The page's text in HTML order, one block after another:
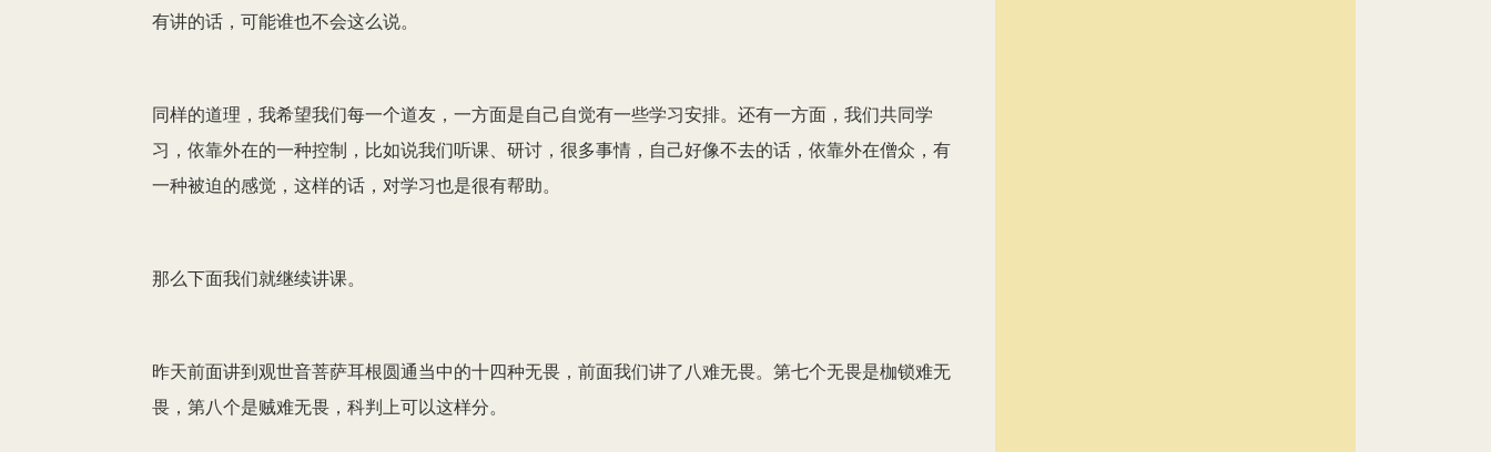
有讲的话，可能谁也不会这么说。
同样的道理，我希望我们每一个道友，一方面是自己自觉有一些学习安排。还有一方面，我们共同学
习，依靠外在的一种控制，比如说我们听课、研讨，很多事情，自己好像不去的话，依靠外在僧众，有
一种被迫的感觉，这样的话，对学习也是很有帮助。
那么下面我们就继续讲课。
昨天前面讲到观世音菩萨耳根圆通当中的十四种无畏，前面我们讲了八难无畏。第七个无畏是枷锁难无
畏，第八个是贼难无畏，科判上可以这样分。